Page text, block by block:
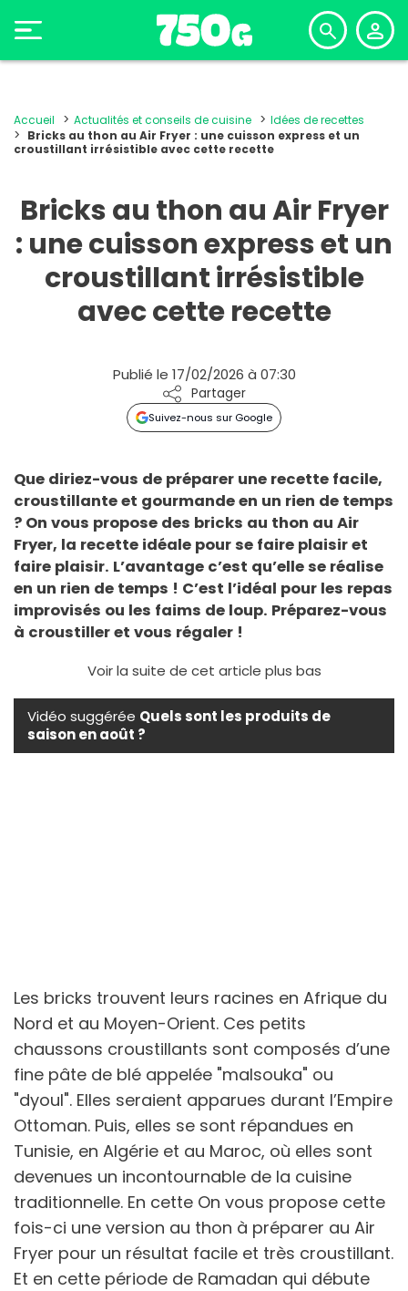
Accueil Actualités et conseils de cuisine
Idées de recettes
Bricks au thon au Air Fryer : une cuisson express et un
croustillant irrésistible avec cette recette
Bricks au thon au Air Fryer
: une cuisson express et un
croustillant irrésistible
avec cette recette
Publié le 17/02/2026 à 07:30
Partager
Suivez-nous sur Google
Que diriez-vous de préparer une recette facile,
croustillante et gourmande en un rien de temps
? On vous propose des bricks au thon au Air
Fryer, la recette idéale pour se faire plaisir et
faire plaisir. L’avantage c’est qu’elle se réalise
en un rien de temps ! C’est l’idéal pour les repas
improvisés ou les faims de loup. Préparez-vous
à croustiller et vous régaler !
Voir la suite de cet article plus bas
Vidéo suggérée Quels sont les produits de
saison en août ?
Les bricks trouvent leurs racines en Afrique du
Nord et au Moyen-Orient. Ces petits
chaussons croustillants sont composés d’une
fine pâte de blé appelée "malsouka" ou
"dyoul". Elles seraient apparues durant l’Empire
Ottoman. Puis, elles se sont répandues en
Tunisie, en Algérie et au Maroc, où elles sont
devenues un incontournable de la cuisine
traditionnelle. En cette On vous propose cette
fois-ci une version au thon à préparer au Air
Fryer pour un résultat facile et très croustillant.
Et en cette période de Ramadan qui débute